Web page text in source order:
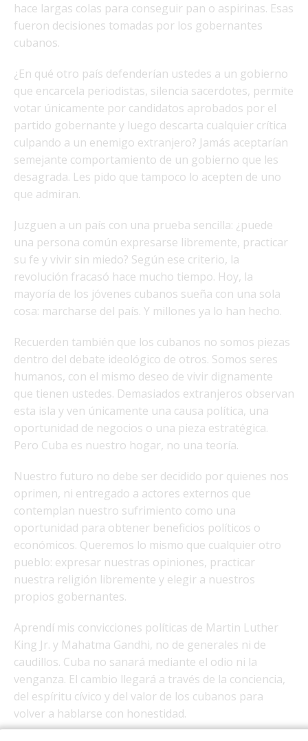
hace largas colas para conseguir pan o aspirinas. Esas
fueron decisiones tomadas por los gobernantes
cubanos.
¿En qué otro país defenderían ustedes a un gobierno
que encarcela periodistas, silencia sacerdotes, permite
votar únicamente por candidatos aprobados por el
partido gobernante y luego descarta cualquier crítica
culpando a un enemigo extranjero? Jamás aceptarían
semejante comportamiento de un gobierno que les
desagrada. Les pido que tampoco lo acepten de uno
que admiran.
Juzguen a un país con una prueba sencilla: ¿puede
una persona común expresarse libremente, practicar
su fe y vivir sin miedo? Según ese criterio, la
revolución fracasó hace mucho tiempo. Hoy, la
mayoría de los jóvenes cubanos sueña con una sola
cosa: marcharse del país. Y millones ya lo han hecho.
Recuerden también que los cubanos no somos piezas
dentro del debate ideológico de otros. Somos seres
humanos, con el mismo deseo de vivir dignamente
que tienen ustedes. Demasiados extranjeros observan
esta isla y ven únicamente una causa política, una
oportunidad de negocios o una pieza estratégica.
Pero Cuba es nuestro hogar, no una teoría.
Nuestro futuro no debe ser decidido por quienes nos
oprimen, ni entregado a actores externos que
contemplan nuestro sufrimiento como una
oportunidad para obtener beneficios políticos o
económicos. Queremos lo mismo que cualquier otro
pueblo: expresar nuestras opiniones, practicar
nuestra religión libremente y elegir a nuestros
propios gobernantes.
Aprendí mis convicciones políticas de Martin Luther
King Jr. y Mahatma Gandhi, no de generales ni de
caudillos. Cuba no sanará mediante el odio ni la
venganza. El cambio llegará a través de la conciencia,
del espíritu cívico y del valor de los cubanos para
volver a hablarse con honestidad.